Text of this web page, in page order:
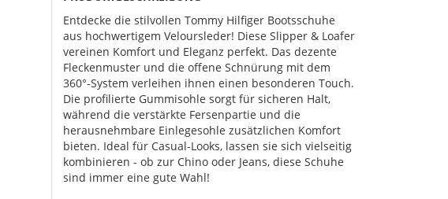
Entdecke die stilvollen Tommy Hilfiger Bootsschuhe
aus hochwertigem Veloursleder! Diese Slipper & Loafer
vereinen Komfort und Eleganz perfekt. Das dezente
Fleckenmuster und die offene Schnürung mit dem
360°-System verleihen ihnen einen besonderen Touch.
Die profilierte Gummisohle sorgt für sicheren Halt,
während die verstärkte Fersenpartie und die
herausnehmbare Einlegesohle zusätzlichen Komfort
bieten. Ideal für Casual-Looks, lassen sie sich vielseitig
kombinieren - ob zur Chino oder Jeans, diese Schuhe
sind immer eine gute Wahl!